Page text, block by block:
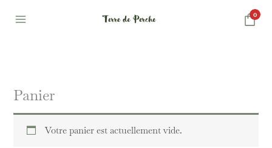
0
Panier
Votre panier est actuellement vide.